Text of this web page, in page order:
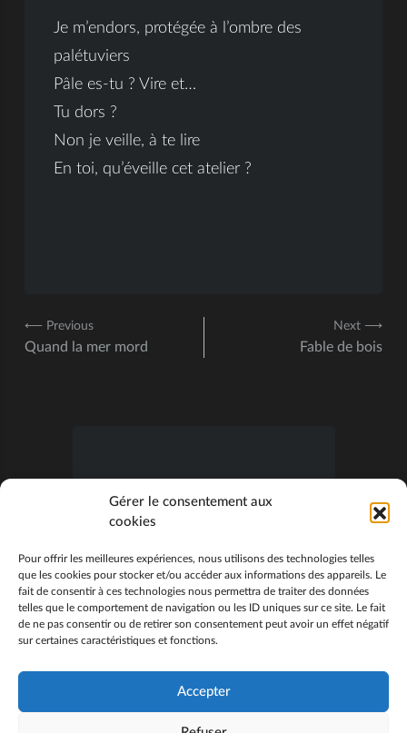
Gérer le consentement aux
cookies
Pour offrir les meilleures expériences, nous utilisons des technologies telles
que les cookies pour stocker et/ou accéder aux informations des appareils. Le
fait de consentir à ces technologies nous permettra de traiter des données
telles que le comportement de navigation ou les ID uniques sur ce site. Le fait
de ne pas consentir ou de retirer son consentement peut avoir un effet négatif
sur certaines caractéristiques et fonctions.
Accepter
Je m’endors, protégée à l’ombre des
palétuviers
Pâle es-tu ? Vire et…
Tu dors ?
Non je veille, à te lire
En toi, qu’éveille cet atelier ?
⟵ Previous
Quand la mer mord
Next ⟶
Fable de bois
S’abonner
0COMMENTAIRES